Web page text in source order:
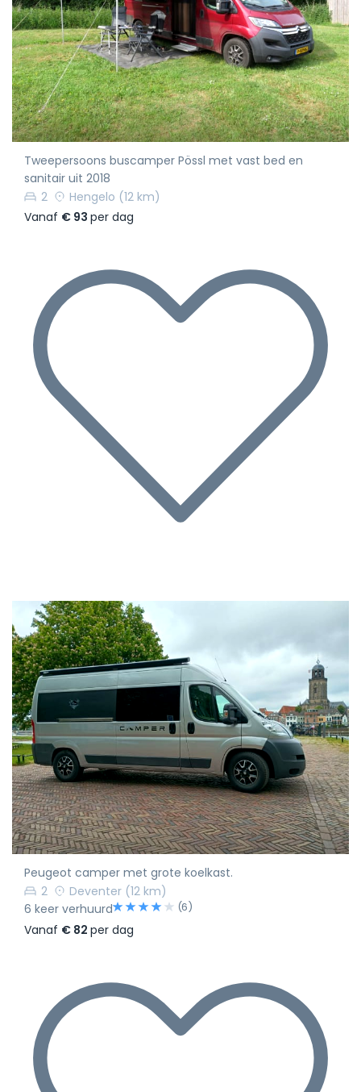
Tweepersoons buscamper Pössl met vast bed en
sanitair uit 2018
2
Hengelo (12 km)
Vanaf € 93 per dag
Peugeot camper met grote koelkast.
2
Deventer (12 km)
6 keer verhuurd
(6)
Vanaf € 82 per dag